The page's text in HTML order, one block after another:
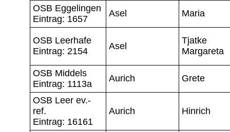
OSB Eggelingen
Eintrag: 1657
Asel Maria
OSB Leerhafe
Eintrag: 2154
Asel
Tjatke
Margareta
OSB Middels
Eintrag: 1113a
Aurich Grete
OSB Leer ev.-
ref.
Eintrag: 16161
Aurich Hinrich